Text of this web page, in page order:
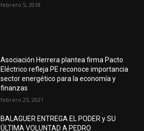
febrero 5, 2018
Asociación Herrera plantea firma Pacto
Eléctrico refleja PE reconoce importancia
sector energético para la economía y
finanzas
febrero 25, 2021
BALAGUER ENTREGA EL PODER y SU
ÚLTIMA VOLUNTAD A PEDRO